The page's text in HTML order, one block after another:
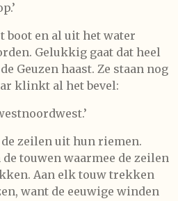
boot en al uit het water
Gelukkig gaat dat heel
Geuzen haast. Ze staan nog
klinkt al het bevel:
zeilen uit hun riemen.
touwen waarmee de zeilen
Aan elk touw trekken
want de eeuwige winden